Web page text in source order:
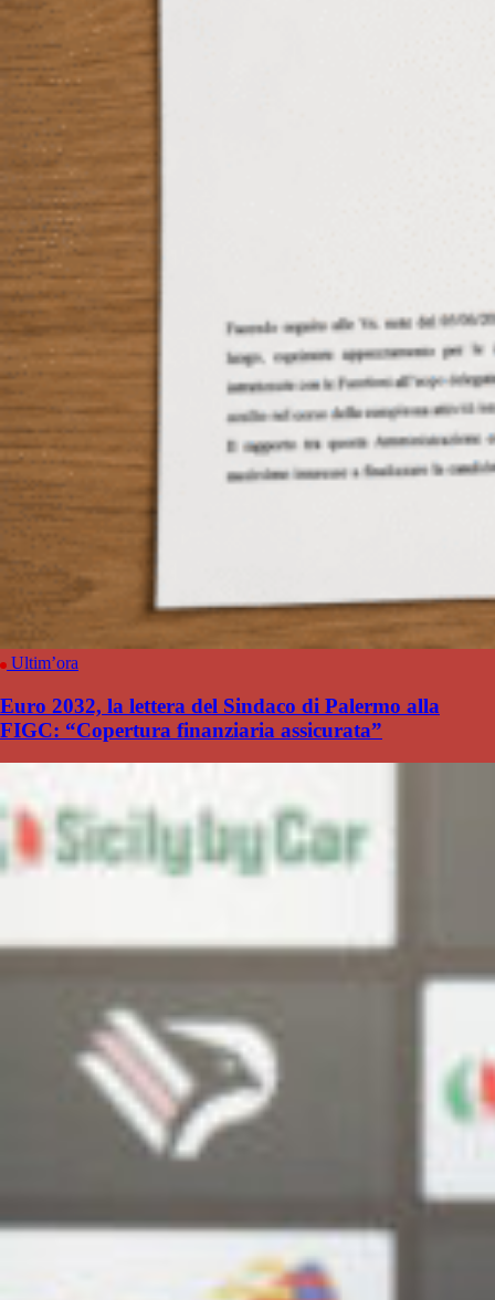
Ultim’ora
Euro 2032, la lettera del Sindaco di Palermo alla
FIGC: “Copertura finanziaria assicurata”